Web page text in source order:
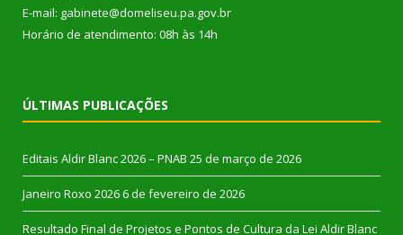
E-mail: gabinete@domeliseu.pa.gov.br
Horário de atendimento: 08h às 14h
ÚLTIMAS PUBLICAÇÕES
Editais Aldir Blanc 2026 – PNAB 25 de março de 2026
Janeiro Roxo 2026 6 de fevereiro de 2026
Resultado Final de Projetos e Pontos de Cultura da Lei Aldir Blanc